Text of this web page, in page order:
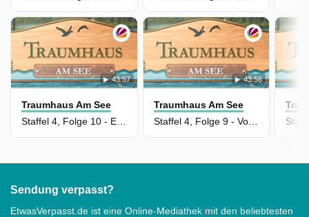
43:57
Traumhaus Am See
43:56
Traumhaus Am See
Staffel 4, Folge 9 - Von Vintage-Fliesen & Flohmarkt-Funden
Sendung verpasst?
EtwasVerpasst.de ist eine Online-Mediathek mit den beliebtesten